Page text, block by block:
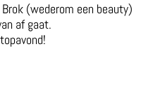
(wederom een beauty)
af gaat.